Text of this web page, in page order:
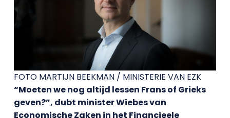
FOTO MARTIJN BEEKMAN / MINISTERIE VAN EZK
“Moeten we nog altijd lessen Frans of Grieks
geven?”, dubt minister Wiebes van
Economische Zaken in het Financieele